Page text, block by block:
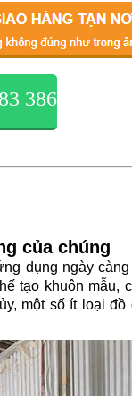
386
của chúng
dụng ngày
tạo khuôn mẫu,
một số ít loại